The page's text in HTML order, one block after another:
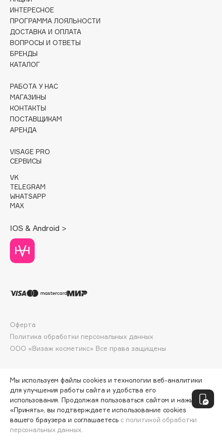
Collagenina
Consly
Corimo
CosRX
Cunzite
Curaprox
d'Alba
DARLING*
Darphin
Deonica
Dessange
Dior
Dolomit
DP Daily Perfection
Dr. Vranjes Firenze
Dr.Althea
Dr.Jart+
DSD de Luxe
Dyson
ДОБАВИТЬ В КОРЗИНУ
ИНТЕРЕСНОЕ
ПРОГРАММА ЛОЯЛЬНОСТИ
ДОСТАВКА И ОПЛАТА
ВОПРОСЫ И ОТВЕТЫ
БРЕНДЫ
КАТАЛОГ
РАБОТА У НАС
МАГАЗИНЫ
КОНТАКТЫ
ПОСТАВЩИКАМ
АРЕНДА
VISAGE PRO
СЕРВИСЫ
VK
TELEGRAM
WHATSAPP
MAX
IOS & Android >
ООО «Визаж косметикс» Все права защищены
Оферта
Политика обработки персональных данных
Мы используем файлы cookies и технологии веб-аналитики
для улучшения работы сайта и удобства его
использования. Продолжая пользоваться сайтом и нажимая
«Принять», вы подтверждаете использование cookies
вашего браузера и соглашаетесь с политикой обработки
персональных данных.